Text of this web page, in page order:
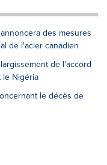
des mesures
de l'acier canadien
de l'accord
le Nigéria
le décès de